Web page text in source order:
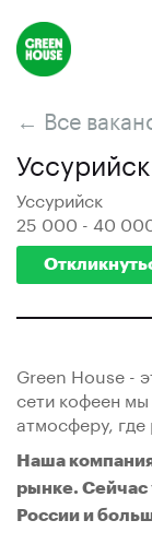
← Все
Уссурийск
25 000 - 40
Grеen House -
сети кофеен
атмосферу,
Наша
рынке. Сейчас
России и